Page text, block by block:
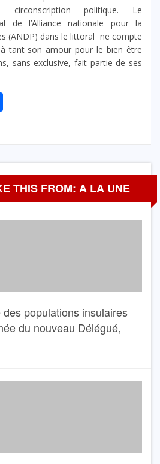
politique. Le
de l’Alliance nationale pour la
(ANDP) dans le littoral ne compte
là tant son amour pour le bien être
sans exclusive, fait partie de ses
THIS FROM: A LA UNE
populations insulaires
du nouveau Délégué,